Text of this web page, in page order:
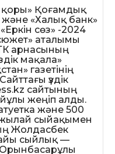
қоры» Қоғамдық
«Халық банк»
сөз» -2024
аталымы
арнасының
мақала»
газетінің
үздік
сайтының
жеңіп алды.
және 500
сыйақымен
Жолдасбек
сыйлық —
Орынбасарұлы